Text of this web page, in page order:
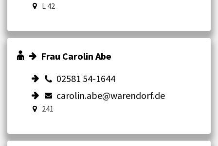
L 42
Frau Carolin Abe
02581 54-1644
carolin.abe@warendorf.de
241